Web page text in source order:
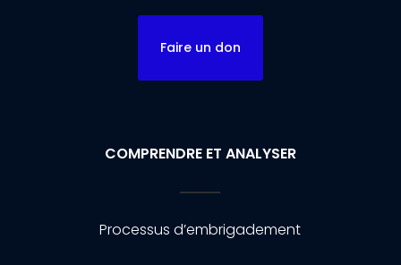
Faire un don
COMPRENDRE ET ANALYSER
Processus d’embrigadement